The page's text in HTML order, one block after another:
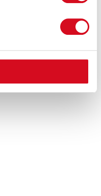
orientato ai
dedicata e per